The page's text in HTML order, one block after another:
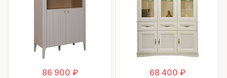
86 900 ₽ 68 400 ₽